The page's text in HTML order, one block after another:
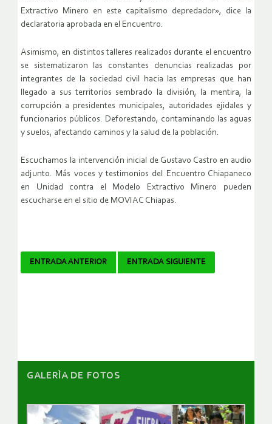
Extractivo Minero en este capitalismo depredador», dice la
declaratoria aprobada en el Encuentro.
Asimismo, en distintos talleres realizados durante el encuentro
se sistematizaron las constantes denuncias realizadas por
integrantes de la sociedad civil hacia las empresas que han
llegado a sus territorios sembrado la división, la mentira, la
corrupción a presidentes municipales, autoridades ejidales y
funcionarios públicos. Deforestando, contaminando las aguas
y suelos, afectando caminos y la salud de la población.
Escuchamos la intervención inicial de Gustavo Castro en audio
adjunto. Más voces y testimonios del Encuentro Chiapaneco
en Unidad contra el Modelo Extractivo Minero pueden
escucharse en el sitio de MOVIAC Chiapas.
Navegador
ENTRADA ANTERIOR ENTRADA SIGUIENTE
GALERÌA DE FOTOS